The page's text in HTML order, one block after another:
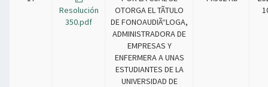
Resolución
350.pdf
OTORGA EL TÃTULO
DE FONOAUDIÃ“LOGA,
ADMINISTRADORA DE
EMPRESAS Y
ENFERMERA A UNAS
ESTUDIANTES DE LA
UNIVERSIDAD DE